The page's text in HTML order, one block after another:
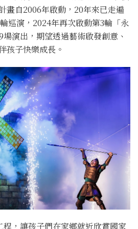
畫自2006年啟動，20年來已走遍
巡演，2024年再次啟動第3輪「永
演出，期望透過藝術啟發創意、
孩子快樂成長。
，讓孩子們在家鄉就近欣賞國家